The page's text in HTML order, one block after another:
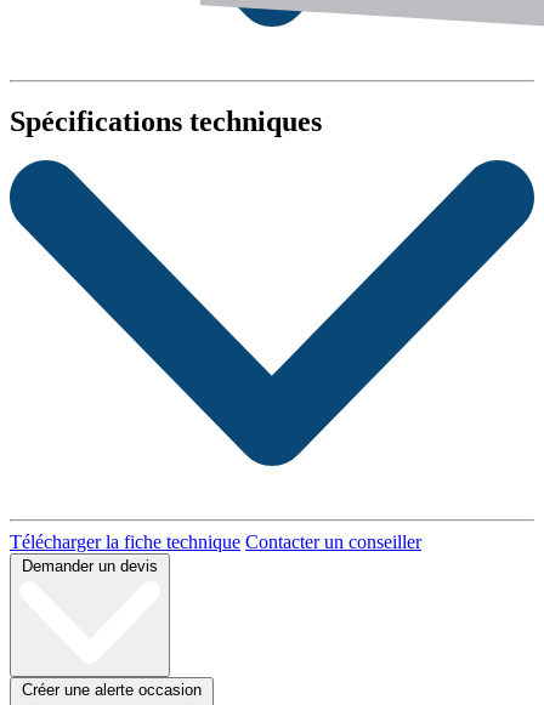
Spécifications techniques
Télécharger la fiche technique Contacter un conseiller
Demander un devis
Créer une alerte occasion